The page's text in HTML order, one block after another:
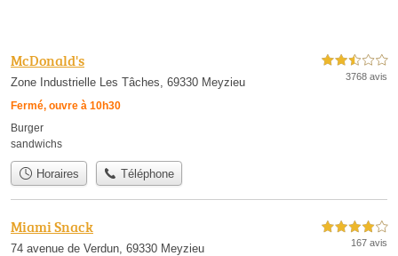
McDonald's
Zone Industrielle Les Tâches, 69330 Meyzieu
Fermé, ouvre à 10h30
2,5 étoiles sur 5
3768 avis
Burger
sandwichs
Horaires Téléphone
Miami Snack
74 avenue de Verdun, 69330 Meyzieu
4,0 étoiles sur 5
167 avis